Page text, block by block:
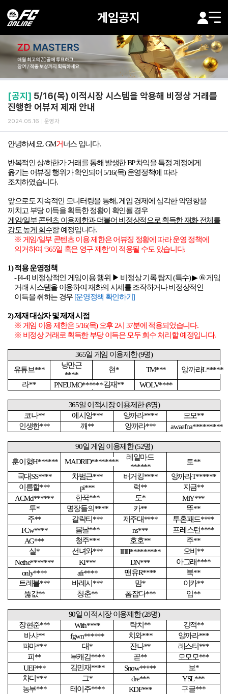
게임공지
[공지] 5/16(목) 이적시장 시스템을 악용해 비정상 거래를
진행한 어뷰저 제재 안내
2024.05.16 운영자
안녕하세요. GM거너스 입니다.
반복적인 상/하한가 거래를 통해 발생한BP차익을 특정 계정에게
옮기는 어뷰징 행위가 확인되어5/16(목)운영정책에 따라
조치하였습니다.
앞으로도 지속적인 모니터링을 통해,게임 경제에 심각한 악영향을
끼치고 부당 이득을 획득한 정황이 확인될 경우
게임/일부 콘텐츠 이용제한과 더불어 비정상적으로 획득한 재화 전체를
강도 높게 회수할 예정입니다.
※ 게임/일부 콘텐츠 이용 제한은 어뷰징 정황에 따라 운영 정책에
의거하여 ‘365일 혹은 영구 제한’이 적용될 수도 있습니다.
1)적용 운영정책
- [4-4] 비정상적인 게임이용 행위 ▶ 비정상 기록 탐지 (특수)▶⑥게임
거래 시스템을 이용하여 재화의 시세를 조작하거나 비정상적인
이득을 취하는 경우 [운영정책 확인하기]
2)제재 대상자 및 제재 시점
※ 게임 이용 제한은5/16(목) 오후 2시 37분에 적용되었습니다.
※ 비정상 거래로 획득한 부당 이득은 모두 회수 처리할 예정입니다.
365일 게임 이용제한(9명)
유튜브***
낭만근
****
현* TM*** 앙까라L*****
라** PNEUMO*********
김재** WOLV****
365일 이적시장 이용제한(8명)
코나** 에시앙*** 앙까라**** 모모**
인생한*** 깨** 앙까라*** awaefna*********
90일 게임 이용제한(52명)
훈이형H****** MADRlD********
레알마드
******
토**
국대SS**** 차범근*** 버거킹**** 앙까라T******
이름할*** pi*** 럭** 지금**
ACMd******
한꾹*** 도*
MiY***
투* 명장들의 **** 카** 뚜**
주** 갈락티 *** 제주대**** 투혼패드****
FCw****
봄날*** ns*** 프레스턴****
AG***
청주*** 호호** 주**
실* 선녀와*** llllllI********* 오비 **
Nethe*******
KI*** DN*** 아그래****
only****
afr**** 맨유R**** 북**
트레블*** 바레시 *** 맘* 이카**
뚫값** 청춘** 폼잡다*** 임**
90일 이적시장 이용제한(28명)
장현준*** With**** 탁치 ** 강적**
바샤** fgwn****** 치와*** 앙까라***
파마*** 대* 잔나** 레스터***
피 ** 부캐감**** 곧** 모모모***
UEF***
김민재**** Snow***** 보*
차디 *** 그* dre***
YSL***
농부*** 테이주**** KDF*** 구글***